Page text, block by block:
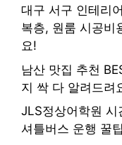
대구 서구 인테리
복층, 원룸 시공비
요!
남산 맛집 추천
지 싹 다 알려드려
JLS정상어학원
셔틀버스 운행 꿀